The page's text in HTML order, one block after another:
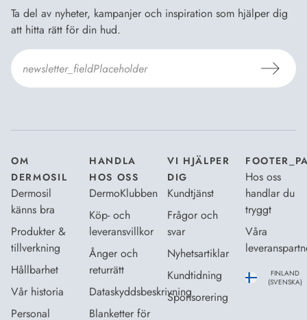
Ta del av nyheter, kampanjer och inspiration som hjälper dig
att hitta rätt för din hud.
OM
DERMOSIL
Dermosil
känns bra
Produkter &
tillverkning
Hållbarhet
Vår historia
Personal
HANDLA
HOS OSS
DermoKlubben
Köp- och
leveransvillkor
Ånger och
returrätt
Dataskyddsbeskrivning
Blanketter för
VI HJÄLPER
DIG
Kundtjänst
Frågor och
svar
Nyhetsartiklar
Kundtidning
Sponsorering
Hos oss
handlar du
tryggt
Våra
FINLAND
(SVENSKA)